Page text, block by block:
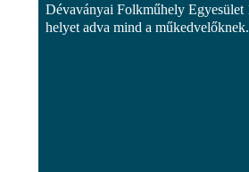
Dévaványai Folkműhely Egyesület
helyet adva mind a